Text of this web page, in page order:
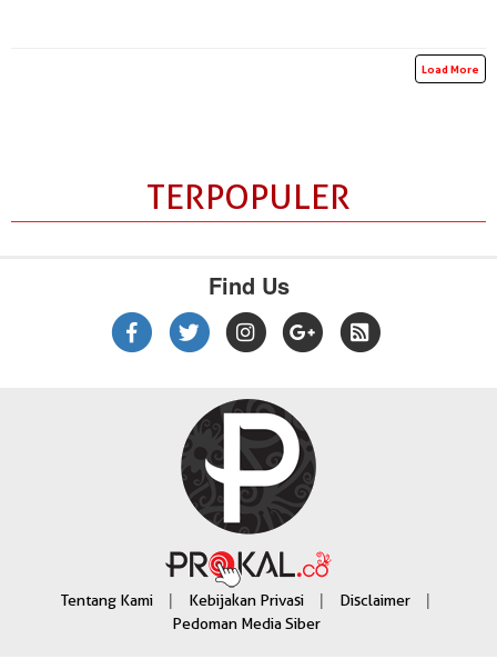
Load More
TERPOPULER
Find Us
Tentang Kami | Kebijakan Privasi | Disclaimer |
Pedoman Media Siber